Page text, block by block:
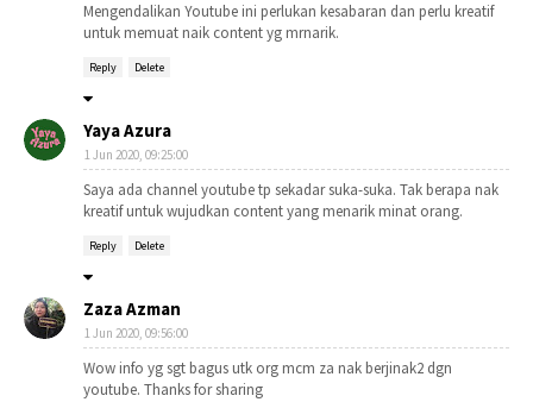
Mengendalikan Youtube ini perlukan kesabaran dan perlu kreatif
untuk memuat naik content yg mrnarik.
Reply Delete
Yaya Azura
1 Jun 2020, 09:25:00
Saya ada channel youtube tp sekadar suka-suka. Tak berapa nak
kreatif untuk wujudkan content yang menarik minat orang.
Reply Delete
Zaza Azman
1 Jun 2020, 09:56:00
Wow info yg sgt bagus utk org mcm za nak berjinak2 dgn
youtube. Thanks for sharing